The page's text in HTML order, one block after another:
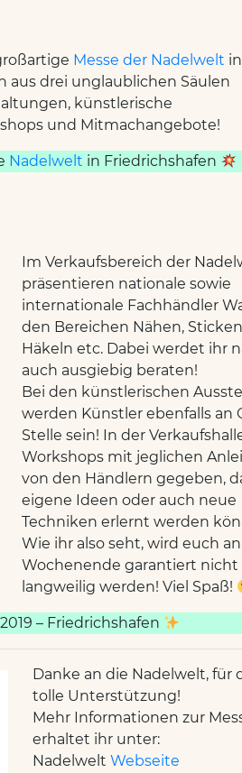
Messe der Nadelwelt in
aus drei unglaublichen Säulen
künstlerische
und Mitmachangebote!
Nadelwelt in Friedrichshafen
Im Verkaufsbereich der
präsentieren nationale sowie
internationale Fachhändler
den Bereichen Nähen,
Häkeln etc. Dabei werdet ihr
auch ausgiebig beraten!
Bei den künstlerischen
werden Künstler ebenfalls an
Stelle sein! In der
Workshops mit jeglichen
von den Händlern gegeben,
eigene Ideen oder auch neue
Techniken erlernt werden
Wie ihr also seht, wird euch
Wochenende garantiert nicht
langweilig werden! Viel Spaß!
– Friedrichshafen
Danke an die Nadelwelt, für
tolle Unterstützung!
Mehr Informationen zur
erhaltet ihr unter:
NadelweltWebseite